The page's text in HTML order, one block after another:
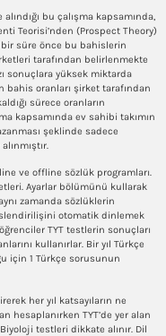
bu çalışma kapsamında,
Teorisi’nden (Prospect Theory)
bir süre önce bu bahislerin
tarafından belirlenmekte
sonuçlara yüksek miktarda
bahis oranları şirket tarafından
sürece oranların
kapsamında ev sahibi takımın
şeklinde sadece
ve offline sözlük programları.
Ayarlar bölümünü kullarak
zamanda sözlüklerin
otomatik dinlemek
TYT testlerin sonuçları
kullanırlar. Bir yıl Türkçe
için 1 Türkçe sorusunun
her yıl katsayıların ne
hesaplanırken TYT’de yer alan
testleri dikkate alınır. Dil